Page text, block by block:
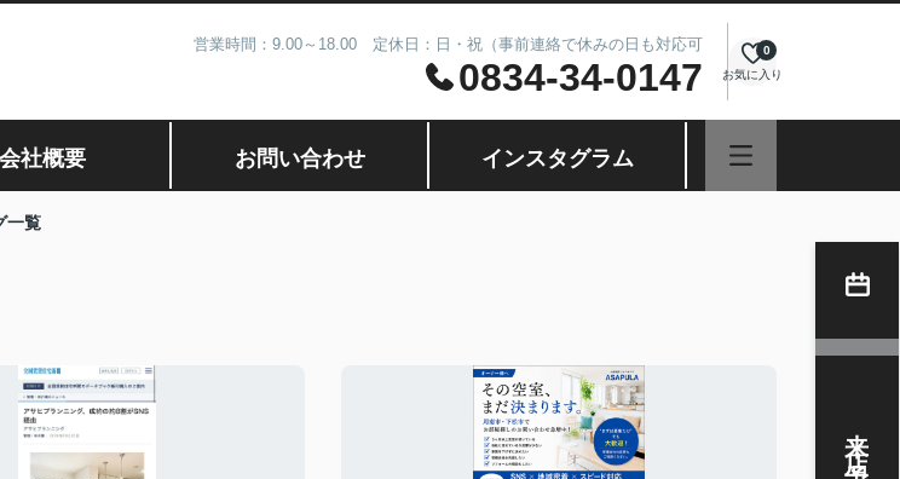
営業時間：9.00～18.00 定休日：日・祝（事前連絡で休みの日も対応可
0834-34-0147 お気に入り
0
会社概要 お問い合わせ インスタグラム
一覧
来店予約